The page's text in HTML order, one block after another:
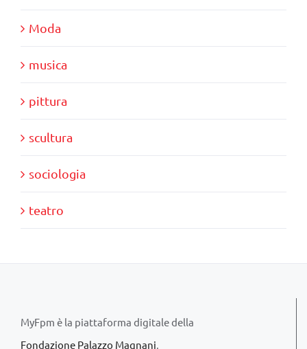
Moda
musica
pittura
scultura
sociologia
teatro
MyFpm è la piattaforma digitale della
Fondazione Palazzo Magnani,